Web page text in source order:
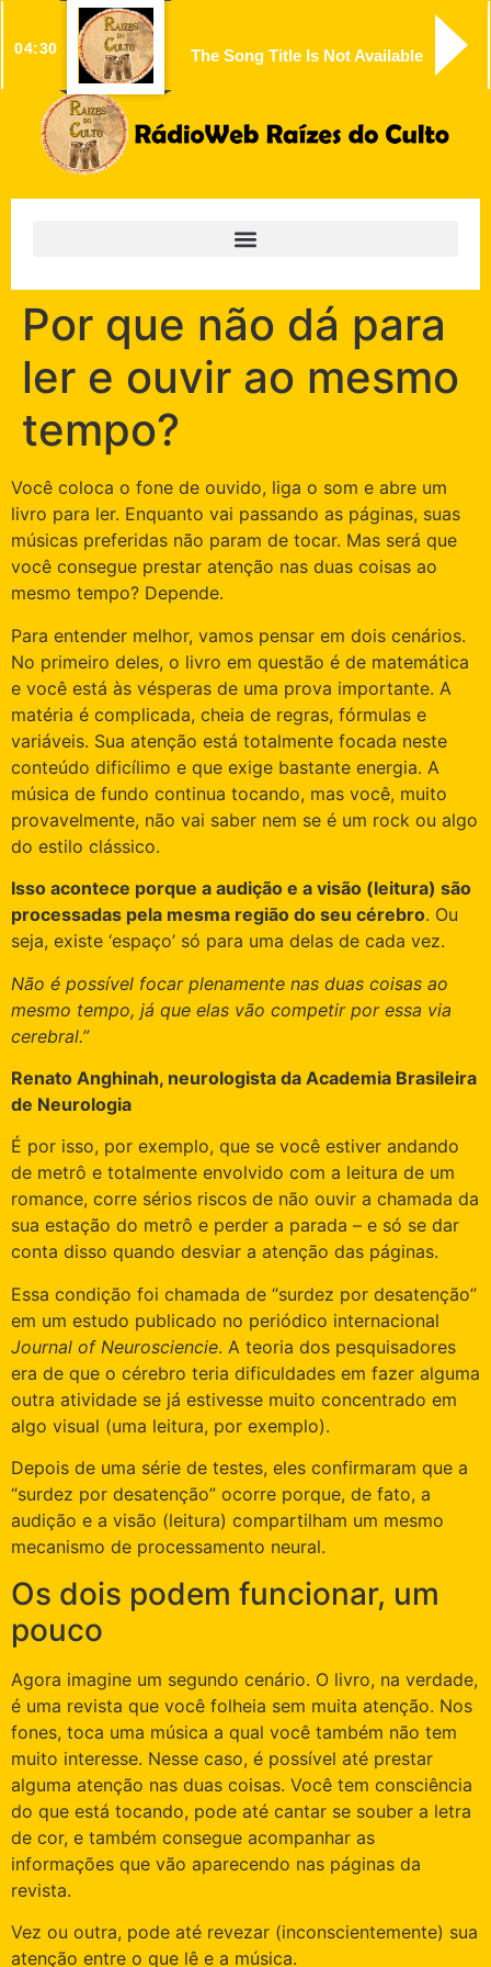
04:30 The Song Title Is Not Available
Por que não dá para
ler e ouvir ao mesmo
tempo?
Você coloca o fone de ouvido, liga o som e abre um
livro para ler. Enquanto vai passando as páginas, suas
músicas preferidas não param de tocar. Mas será que
você consegue prestar atenção nas duas coisas ao
mesmo tempo? Depende.
Para entender melhor, vamos pensar em dois cenários.
No primeiro deles, o livro em questão é de matemática
e você está às vésperas de uma prova importante. A
matéria é complicada, cheia de regras, fórmulas e
variáveis. Sua atenção está totalmente focada neste
conteúdo dificílimo e que exige bastante energia. A
música de fundo continua tocando, mas você, muito
provavelmente, não vai saber nem se é um rock ou algo
do estilo clássico.
Isso acontece porque a audição e a visão (leitura) são
processadas pela mesma região do seu cérebro. Ou
seja, existe ‘espaço’ só para uma delas de cada vez.
Não é possível focar plenamente nas duas coisas ao
mesmo tempo, já que elas vão competir por essa via
cerebral.”
Renato Anghinah, neurologista da Academia Brasileira
de Neurologia
É por isso, por exemplo, que se você estiver andando
de metrô e totalmente envolvido com a leitura de um
romance, corre sérios riscos de não ouvir a chamada da
sua estação do metrô e perder a parada – e só se dar
conta disso quando desviar a atenção das páginas.
Essa condição foi chamada de “surdez por desatenção”
em um estudo publicado no periódico internacional
Journal of Neurosciencie. A teoria dos pesquisadores
era de que o cérebro teria dificuldades em fazer alguma
outra atividade se já estivesse muito concentrado em
algo visual (uma leitura, por exemplo).
Depois de uma série de testes, eles confirmaram que a
“surdez por desatenção” ocorre porque, de fato, a
audição e a visão (leitura) compartilham um mesmo
mecanismo de processamento neural.
Os dois podem funcionar, um
pouco
Agora imagine um segundo cenário. O livro, na verdade,
é uma revista que você folheia sem muita atenção. Nos
fones, toca uma música a qual você também não tem
muito interesse. Nesse caso, é possível até prestar
alguma atenção nas duas coisas. Você tem consciência
do que está tocando, pode até cantar se souber a letra
de cor, e também consegue acompanhar as
informações que vão aparecendo nas páginas da
revista.
Vez ou outra, pode até revezar (inconscientemente) sua
atenção entre o que lê e a música.